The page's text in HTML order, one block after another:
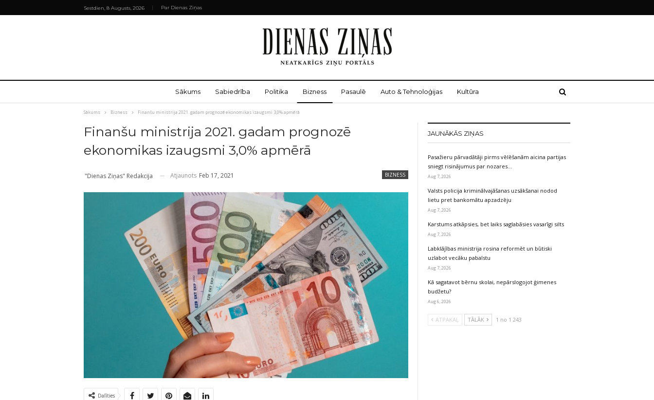
Sestdien, 8 Augusts, 2026 Par Dienas Ziņas
Sākums Sabiedrība Politika Bizness Pasaulē Auto & Tehnoloģijas Kultūra
Sākums Bizness Finanšu ministrija 2021. gadam prognozē ekonomikas izaugsmi 3,0% apmērā
Finanšu ministrija 2021. gadam prognozē
ekonomikas izaugsmi 3,0% apmērā
BIZNESS
"Dienas Ziņas" Redakcija Atjaunots Feb 17, 2021
Dalīties
JAUNĀKĀS ZIŅAS
Pasažieru pārvadātāji pirms vēlēšanām aicina partijas
sniegt risinājumus par nozares…
Aug 7, 2026
Valsts policija kriminālvajāšanas uzsākšanai nodod
lietu pret bankomātu apzadzēju
Aug 7, 2026
Karstums atkāpsies, bet laiks saglabāsies vasarīgi silts
Aug 7, 2026
Labklājības ministrija rosina reformēt un būtiski
uzlabot vecāku pabalstu
Aug 7, 2026
Kā sagatavot bērnu skolai, nepārslogojot ģimenes
budžetu?
Aug 6, 2026
ATPAKAĻ TĀLĀK 1 no 1 243